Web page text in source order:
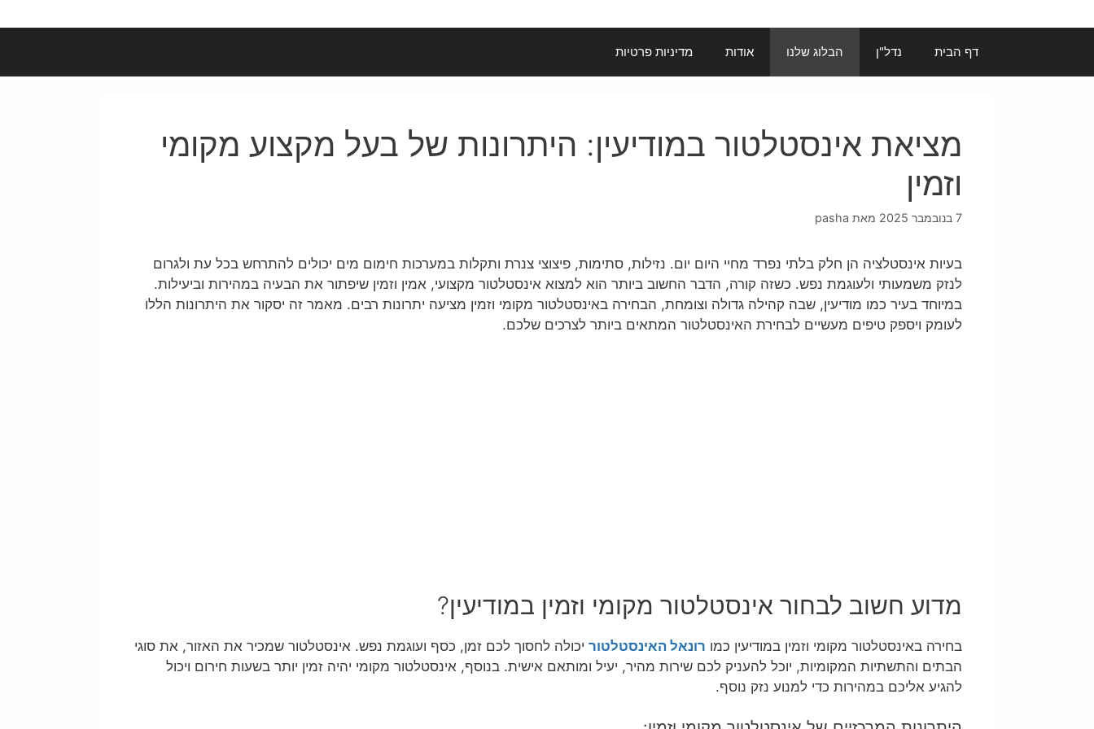
דף הבית נדל"ן הבלוג שלנו אודות מדיניות פרטיות
מציאת אינסטלטור במודיעין: היתרונות של בעל מקצוע מקומי
וזמין
7 בנובמבר 2025 מאת pasha
בעיות אינסטלציה הן חלק בלתי נפרד מחיי היום יום. נזילות, סתימות, פיצוצי צנרת ותקלות במערכות חימום מים יכולים להתרחש בכל עת ולגרום
לנזק משמעותי ולעוגמת נפש. כשזה קורה, הדבר החשוב ביותר הוא למצוא אינסטלטור מקצועי, אמין וזמין שיפתור את הבעיה במהירות וביעילות.
במיוחד בעיר כמו מודיעין, שבה קהילה גדולה וצומחת, הבחירה באינסטלטור מקומי וזמין מציעה יתרונות רבים. מאמר זה יסקור את היתרונות הללו
לעומק ויספק טיפים מעשיים לבחירת האינסטלטור המתאים ביותר לצרכים שלכם.
מדוע חשוב לבחור אינסטלטור מקומי וזמין במודיעין?
בחירה באינסטלטור מקומי וזמין במודיעין כמו רונאל האינסטלטור יכולה לחסוך לכם זמן, כסף ועוגמת נפש. אינסטלטור שמכיר את האזור, את סוגי
הבתים והתשתיות המקומיות, יוכל להעניק לכם שירות מהיר, יעיל ומותאם אישית. בנוסף, אינסטלטור מקומי יהיה זמין יותר בשעות חירום ויכול
להגיע אליכם במהירות כדי למנוע נזק נוסף.